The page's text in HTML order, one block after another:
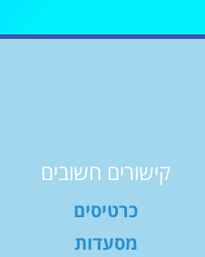
קישורים חשובים
כרטיסים
מסעדות